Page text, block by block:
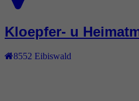
Kloepfer- u
8552 Eibiswald